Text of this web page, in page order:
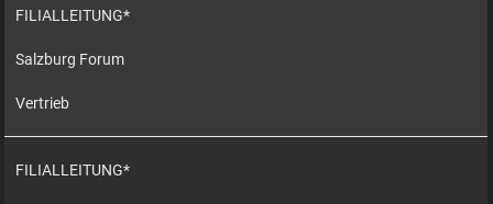
FILIALLEITUNG*
Salzburg Forum
Vertrieb
FILIALLEITUNG*